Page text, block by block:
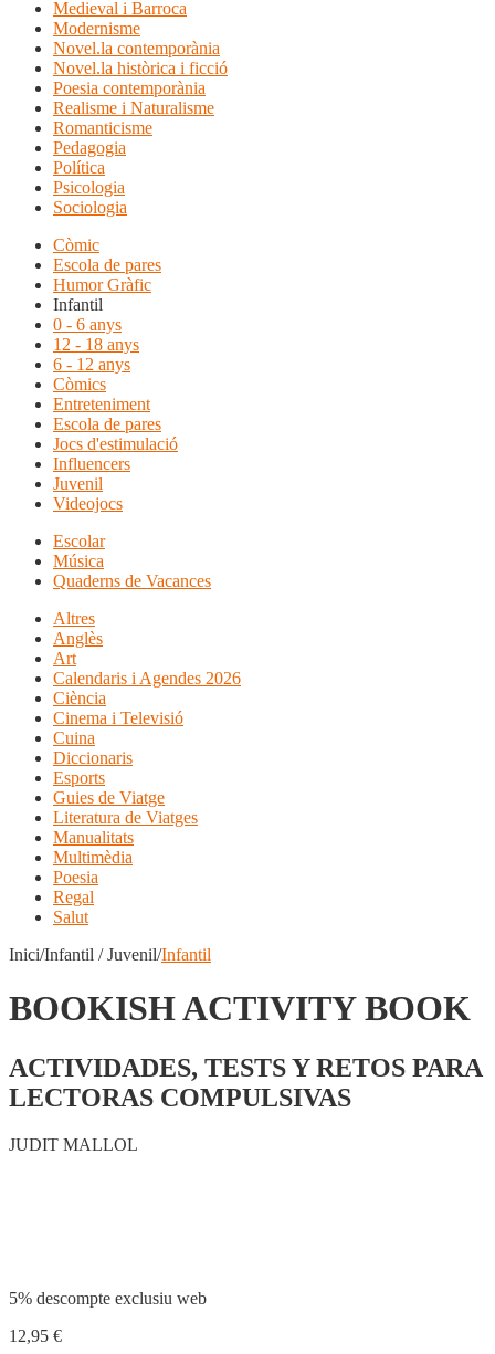
Medieval i Barroca
Modernisme
Novel.la contemporània
Novel.la històrica i ficció
Poesia contemporània
Realisme i Naturalisme
Romanticisme
Pedagogia
Política
Psicologia
Sociologia
Còmic
Escola de pares
Humor Gràfic
Infantil
0 - 6 anys
12 - 18 anys
6 - 12 anys
Còmics
Entreteniment
Escola de pares
Jocs d'estimulació
Influencers
Juvenil
Videojocs
Escolar
Música
Quaderns de Vacances
Altres
Anglès
Art
Calendaris i Agendes 2026
Ciència
Cinema i Televisió
Cuina
Diccionaris
Esports
Guies de Viatge
Literatura de Viatges
Manualitats
Multimèdia
Poesia
Regal
Salut
Inici/Infantil / Juvenil/Infantil
BOOKISH ACTIVITY BOOK
ACTIVIDADES, TESTS Y RETOS PARA
LECTORAS COMPULSIVAS
JUDIT MALLOL
5% descompte exclusiu web
12,95 €